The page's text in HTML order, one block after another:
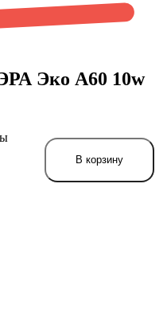
Эко A60 10w
В корзину